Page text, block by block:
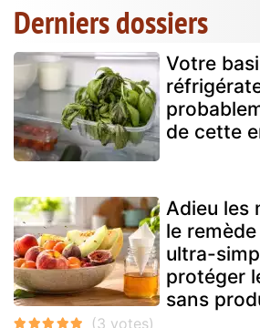
Derniers dossiers
Votre
de cette
Adieu les
le
ultra-
protéger
sans